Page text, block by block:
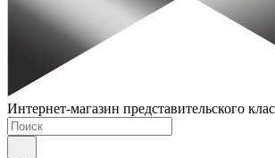
Интернет-магазин представительского